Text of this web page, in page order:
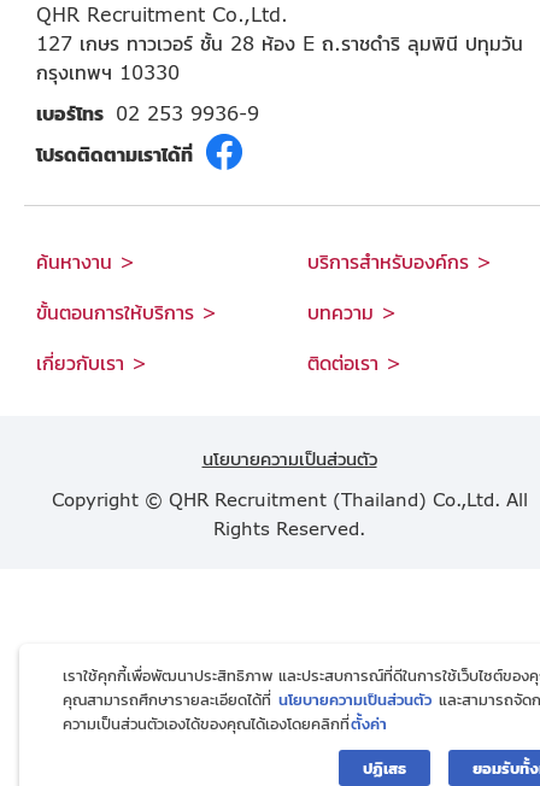
QHR Recruitment Co.,Ltd.
127 เกษร ทาวเวอร์ ชั้น 28 ห้อง E ถ.ราชดำริ ลุมพินี ปทุมวัน
กรุงเทพฯ 10330
เบอร์โทร 02 253 9936-9
โปรดติดตามเราได้ที่
ค้นหางาน > บริการสำหรับองค์กร >
ขั้นตอนการให้บริการ > บทความ >
เกี่ยวกับเรา > ติดต่อเรา >
นโยบายความเป็นส่วนตัว
Copyright © QHR Recruitment (Thailand) Co.,Ltd. All
Rights Reserved.
เราใช้คุกกี้เพื่อพัฒนาประสิทธิภาพ และประสบการณ์ที่ดีในการใช้เว็บไซต์ของ
คุณสามารถศึกษารายละเอียดได้ที่ นโยบายความเป็นส่วนตัว และสามารถจัด
ความเป็นส่วนตัวเองได้ของคุณได้เองโดยคลิกที่ตั้งค่า
ปฏิเสธ ยอมรับทั้